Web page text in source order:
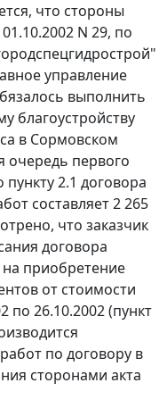
что стороны
N 29, по
управление
выполнить
благоустройству
в Сормовском
очередь первого
пункту 2.1 договора
составляет 2 265
что заказчик
договора
на приобретение
от стоимости
по 26.10.2002 (пункт
по договору в
сторонами акта